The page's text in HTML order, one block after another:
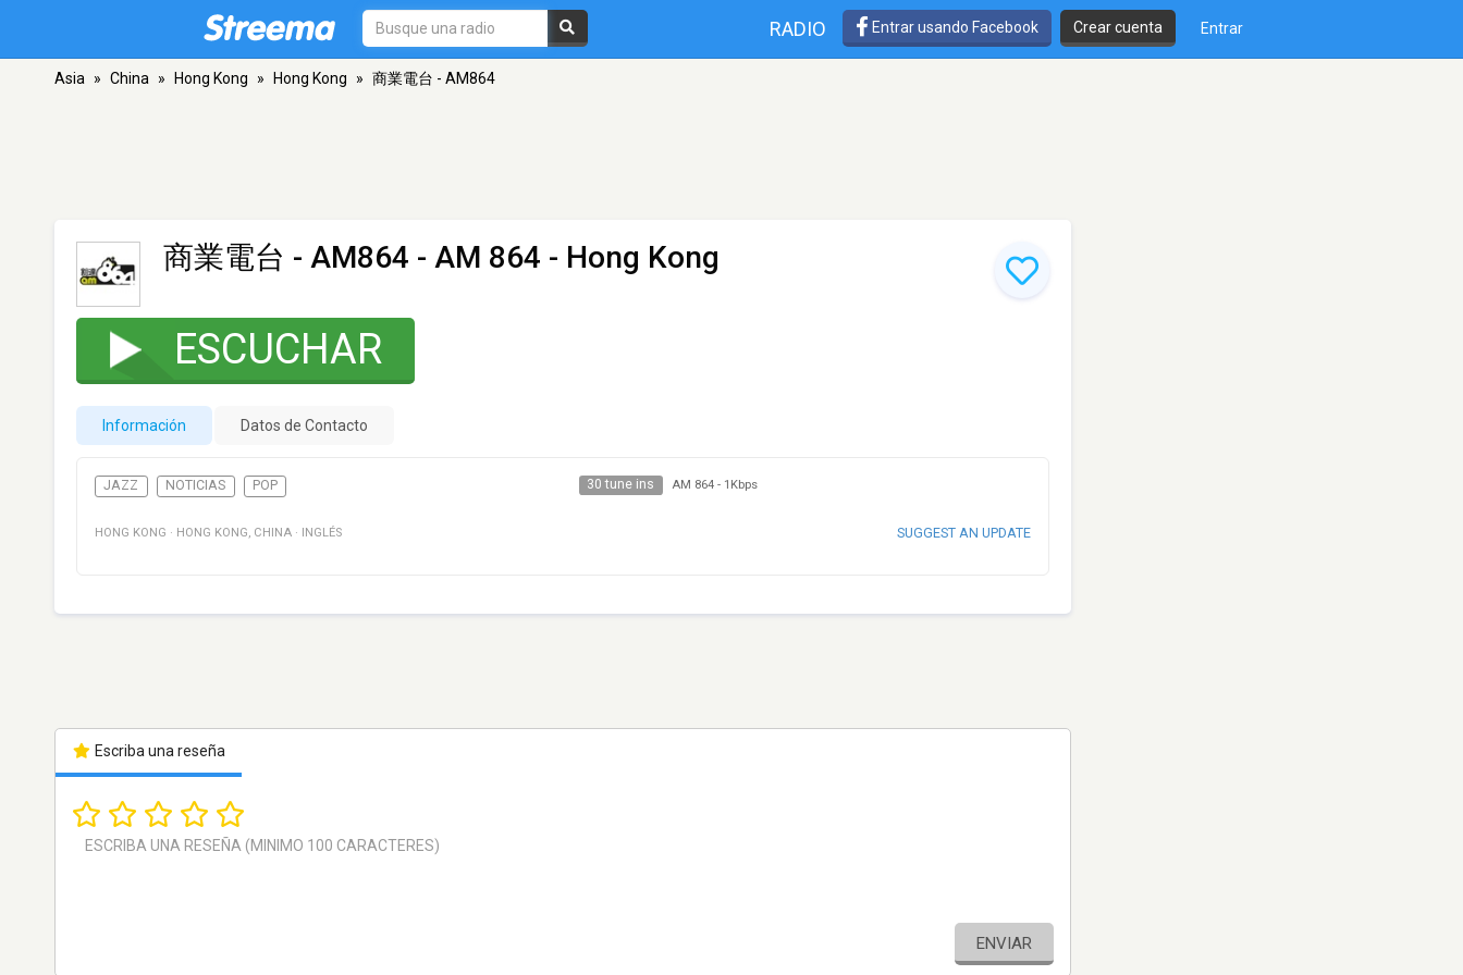
RADIO Entrar usando Facebook Crear cuenta Entrar
Asia » China » Hong Kong » Hong Kong » 商業電台 - AM864
商業電台 - AM864 - AM 864 - Hong Kong
ESCUCHAR
Información Datos de Contacto
JAZZ NOTICIAS POP 30 tune ins AM 864- 1Kbps
HONG KONG · HONG KONG, CHINA · INGLÉS SUGGEST AN UPDATE
Escriba una reseña
ENVIAR